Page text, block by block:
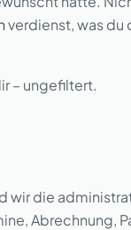
verdienst, was du
– ungefiltert.
wir die
Abrechnung,